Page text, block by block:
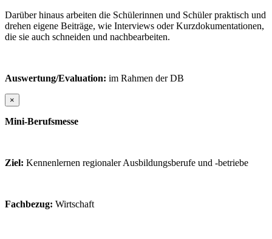
Darüber hinaus arbeiten die Schülerinnen und Schüler praktisch und
drehen eigene Beiträge, wie Interviews oder Kurzdokumentationen,
die sie auch schneiden und nachbearbeiten.
Auswertung/Evaluation: im Rahmen der DB
×
Mini-Berufsmesse
Ziel: Kennenlernen regionaler Ausbildungsberufe und -betriebe
Fachbezug: Wirtschaft